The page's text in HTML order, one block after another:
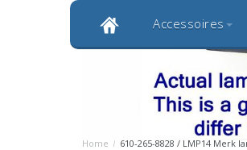
Accessoires
Originele
Home / 610-265-8828 / LMP14 Merk